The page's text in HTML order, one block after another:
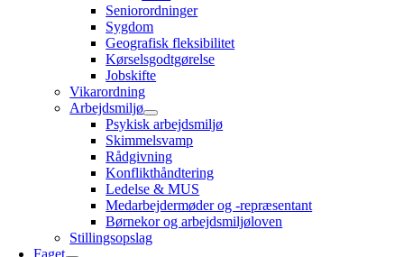
Seniorordninger
Sygdom
Geografisk fleksibilitet
Kørselsgodtgørelse
Jobskifte
Vikarordning
Arbejdsmiljø
Psykisk arbejdsmiljø
Skimmelsvamp
Rådgivning
Konflikthåndtering
Ledelse & MUS
Medarbejdermøder og -repræsentant
Børnekor og arbejdsmiljøloven
Stillingsopslag
Faget